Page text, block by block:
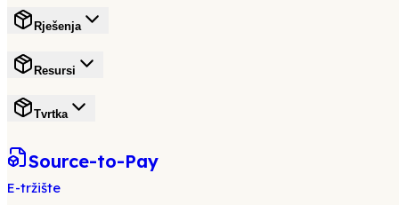
Rješenja
Resursi
Tvrtka
Source-to-Pay
E-tržište